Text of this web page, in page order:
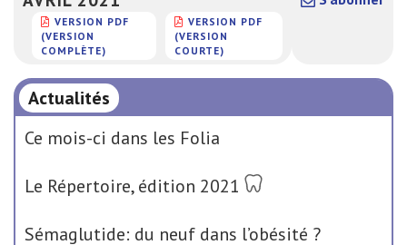
VERSION PDF
(VERSION
COMPLÈTE)
VERSION PDF
(VERSION
COURTE)
Actualités
Ce mois-ci dans les Folia
Le Répertoire, édition 2021
Sémaglutide: du neuf dans l’obésité ?